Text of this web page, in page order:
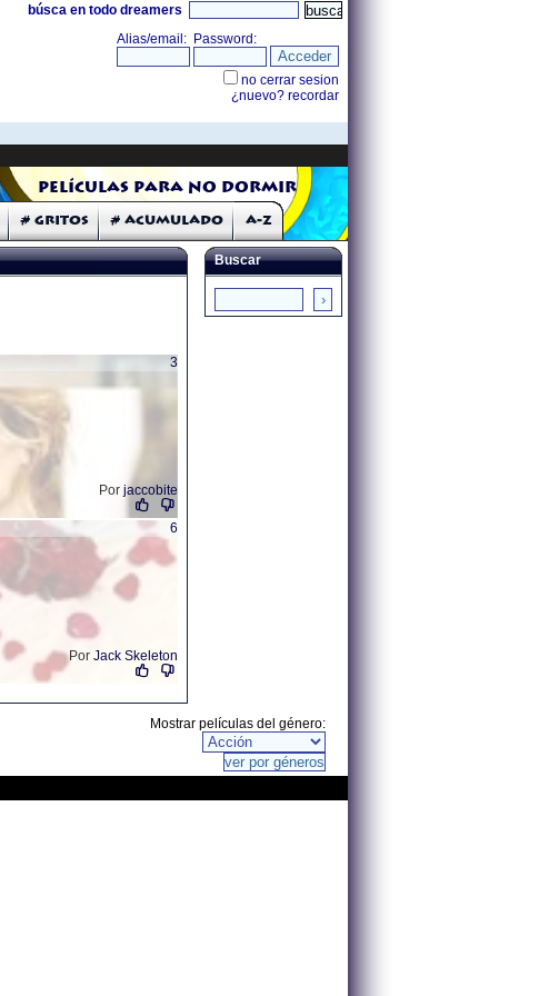
búsca en todo dreamers
Películas para no dormir
# Gritos # Acumulado A-Z
3
Por jaccobite
6
Por Jack Skeleton
Buscar
Mostrar películas del género: